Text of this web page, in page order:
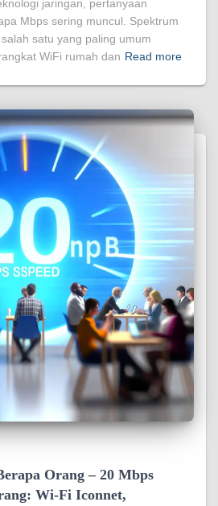
jaringan, pertanyaan
Mbps sering muncul. Spektrum
satu yang paling umum
WiFi rumah dan Read more
Orang – 20 Mbps
Wi-Fi Iconnet,